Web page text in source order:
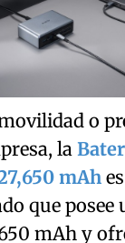
o
la
mAh
que posee
mAh y